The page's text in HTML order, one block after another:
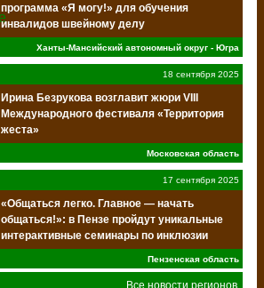
программа «Я могу!» для обучения
инвалидов швейному делу
Ханты-Мансийский автономный округ - Югра
18 сентября 2025
Ирина Безрукова возглавит жюри VIII
Международного фестиваля «Территория
жеста»
Московская область
17 сентября 2025
«Общаться легко. Главное — начать
общаться!»: в Пензе пройдут уникальные
интерактивные семинары по инклюзии
Пензенская область